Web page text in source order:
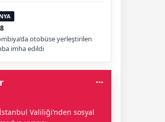
otobüse yerleştirilen
imha edildi
Valiliği’nden sosyal